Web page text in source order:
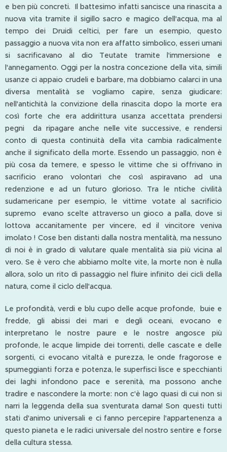
e ben più concreti. Il battesimo infatti sancisce una rinascita a
nuova vita tramite il sigillo sacro e magico dell'acqua, ma al
tempo dei Druidi celtici, per fare un esempio, questo
passaggio a nuova vita non era affatto simbolico, esseri umani
si sacrificavano al dio Teutate tramite l'immersione e
l'annegamento. Oggi per la nostra concezione della vita, simili
usanze ci appaio crudeli e barbare, ma dobbiamo calarci in una
diversa mentalità se vogliamo capire, senza giudicare:
nell'antichità la convizione della rinascita dopo la morte era
così forte che era addirittura usanza accettata prendersi
pegni da ripagare anche nelle vite successive, e rendersi
conto di questa continuità della vita cambia radicalmente
anche il significato della morte. Essendo un passaggio, non è
più cosa da temere, e spesso le vittime che si offrivano in
sacrificio erano volontari che così aspiravano ad una
redenzione e ad un futuro glorioso. Tra le ntiche civilità
sudamericane per esempio, le vittime votate al sacrificio
supremo evano scelte attraverso un gioco a palla, dove si
lottova accanitamente per vincere, ed il vincitore veniva
imolato ! Cose ben distanti dalla nostra mentalità, ma nessuno
di noi è in grado di valutare quale mentalità sia più vicina al
vero. Se è vero che abbiamo molte vite, la morte non è nulla
allora, solo un rito di passaggio nel fluire infinito dei cicli della
natura, come il ciclo dell'acqua.
Le profondità, verdi e blu cupo delle acque profonde, buie e
fredde, gli abissi dei mari e degli oceani, evocano e
interpretano le nostre paure e le nostre angosce più
profonde, le acque limpide dei torrenti, delle cascate e delle
sorgenti, ci evocano vitaltà e purezza, le onde fragorose e
spumeggianti forza e potenza, le superfisci lisce e specchianti
dei laghi infondono pace e serenità, ma possono anche
tradire e nascondere la morte: non c'è lago quasi di cui non si
narri la leggenda della sua sventurata dama! Son questi tutti
stati d'animo universali e ci fanno percepire l'appartenenza a
questo pianeta e le radici universale del nostro sentire e forse
della cultura stessa.